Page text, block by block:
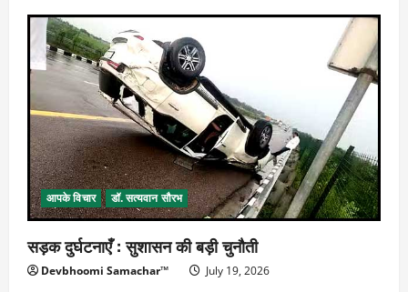
आपके विचार डॉ. सत्यवान सौरभ
सड़क दुर्घटनाएँ : सुशासन की बड़ी चुनौती
Devbhoomi Samachar™ July 19, 2026